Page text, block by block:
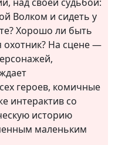
Волком и сидеть у
Хорошо ли быть
охотник? На сцене —
героев, комичные
интерактив со
историю
маленьким